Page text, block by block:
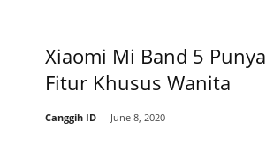
Xiaomi Mi Band 5 Punya
Fitur Khusus Wanita
Canggih ID - June 8, 2020